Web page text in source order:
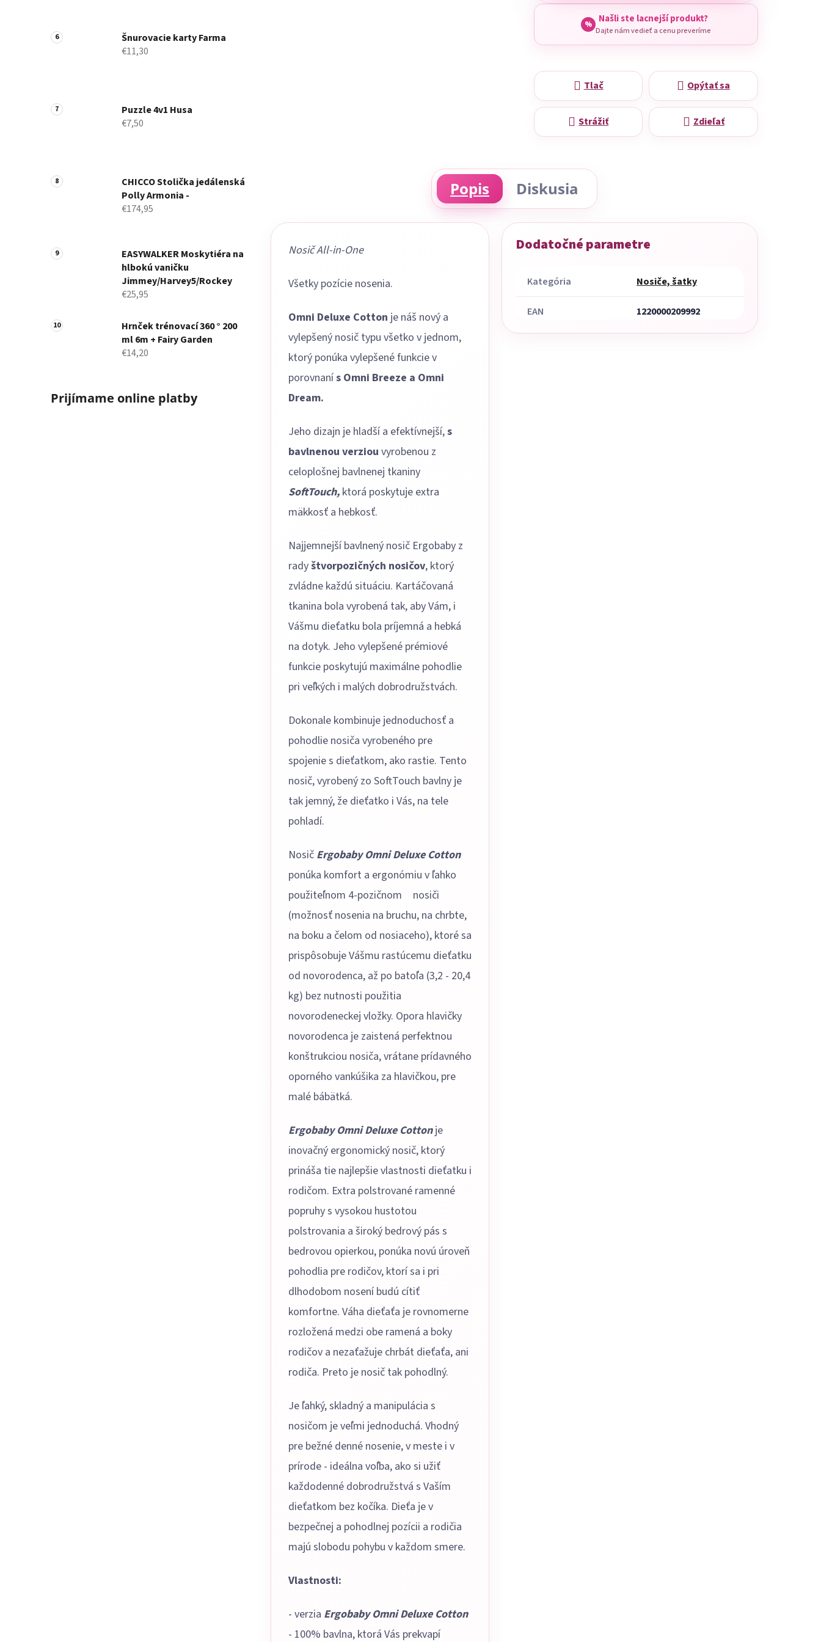
Šnurovacie karty Farma
€11,30
Puzzle 4v1 Husa
€7,50
CHICCO Stolička jedálenská
Polly Armonia -
€174,95
EASYWALKER Moskytiéra na
hlbokú vaničku
Jimmey/Harvey5/Rockey
€25,95
Hrnček trénovací 360 ° 200
ml 6m + Fairy Garden
€14,20
Prijímame online platby
% Našli ste lacnejší produkt?
Dajte nám vedieť a cenu preveríme
Tlač Opýtať sa
Strážiť Zdieľať
Popis Diskusia
Nosič All-in-One
Všetky pozície nosenia.
Omni Deluxe Cotton je náš nový a
vylepšený nosič typu všetko v jednom,
ktorý ponúka vylepšené funkcie v
porovnanís Omni Breeze a Omni
Dream.
Jeho dizajn je hladší a efektívnejší,s
bavlnenou verziou vyrobenou z
celoplošnej bavlnenej tkaniny
SoftTouch, ktorá poskytuje extra
mäkkosť a hebkosť.
Najjemnejší bavlnený nosič Ergobaby z
radyštvorpozičných nosičov, ktorý
zvládne každú situáciu. Kartáčovaná
tkanina bola vyrobená tak, aby Vám, i
Vášmu dieťatku bola príjemná a hebká
na dotyk. Jeho vylepšené prémiové
funkcie poskytujú maximálne pohodlie
pri veľkých i malých dobrodružstvách.
Dokonale kombinuje jednoduchosť a
pohodlie nosiča vyrobeného pre
spojenie s dieťatkom, ako rastie. Tento
nosič, vyrobený zo SoftTouch bavlny je
tak jemný, že dieťatko i Vás, na tele
pohladí.
Nosič Ergobaby Omni Deluxe Cotton
ponúka komfort a ergonómiu v ľahko
použiteľnom 4-pozičnom nosiči
(možnosť nosenia na bruchu, na chrbte,
na boku a čelom od nosiaceho), ktoré sa
prispôsobuje Vášmu rastúcemu dieťatku
od novorodenca, až po batoľa (3,2 - 20,4
kg) bez nutnosti použitia
novorodeneckej vložky. Opora hlavičky
novorodenca je zaistená perfektnou
konštrukciou nosiča, vrátane prídavného
oporného vankúšika za hlavičkou, pre
malé bábätká.
Ergobaby Omni Deluxe Cottonje
inovačný ergonomický nosič, ktorý
prináša tie najlepšie vlastnosti dieťatku i
rodičom. Extra polstrované ramenné
popruhy s vysokou hustotou
polstrovania a široký bedrový pás s
bedrovou opierkou, ponúka novú úroveň
pohodlia pre rodičov, ktorí sa i pri
dlhodobom nosení budú cítiť
komfortne. Váha dieťaťa je rovnomerne
rozložená medzi obe ramená a boky
rodičov a nezaťažuje chrbát dieťaťa, ani
rodiča. Preto je nosič tak pohodlný.
Je ľahký, skladný a manipulácia s
nosičom je veľmi jednoduchá. Vhodný
pre bežné denné nosenie, v meste i v
prírode - ideálna voľba, ako si užiť
každodenné dobrodružstvá s Vaším
dieťatkom bez kočíka. Dieťa je v
bezpečnej a pohodlnej pozícii a rodičia
majú slobodu pohybu v každom smere.
Vlastnosti:
- verzia Ergobaby Omni Deluxe Cotton
- 100% bavlna, ktorá Vás prekvapí
Dodatočné parametre
Kategória Nosiče, šatky
EAN 1220000209992